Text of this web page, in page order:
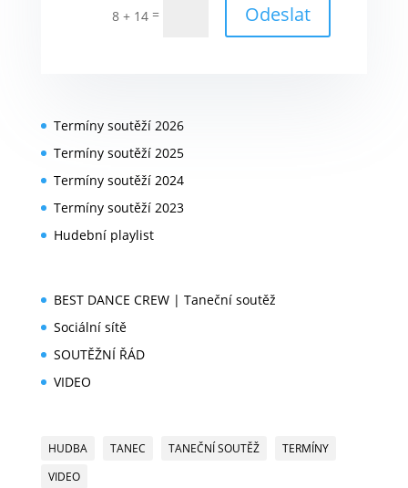
8 + 14 = Odeslat
Termíny soutěží 2026
Termíny soutěží 2025
Termíny soutěží 2024
Termíny soutěží 2023
Hudební playlist
BEST DANCE CREW | Taneční soutěž
Sociální sítě
SOUTĚŽNÍ ŘÁD
VIDEO
HUDBA TANEC TANEČNÍ SOUTĚŽ
TERMÍNY
VIDEO